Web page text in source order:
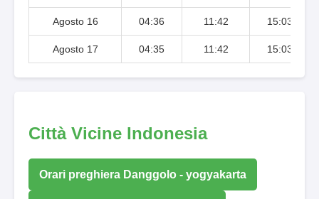
Agosto 16 04:36 11:42 15:03
Agosto 17 04:35 11:42 15:03
Città Vicine Indonesia
Orari preghiera Danggolo - yogyakarta